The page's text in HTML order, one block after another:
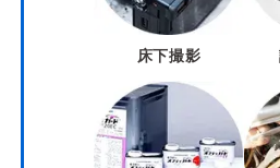
床下撮影